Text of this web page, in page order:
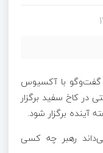
گفت‌و‌گو با آکسیوس
کاخ سفید برگزار
آینده برگزار شود.
رهبر چه کسی